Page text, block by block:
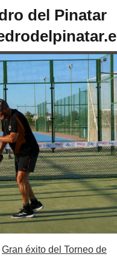
del Pinatar
Gran éxito del Torneo de